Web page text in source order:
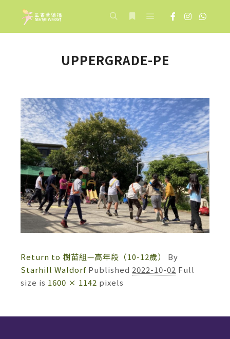
UPPERGRADE-PE
Return to 樹苗組—高年段（10-12歲）
By
Starhill Waldorf Published 2022-10-02 Full
size is 1600 × 1142 pixels